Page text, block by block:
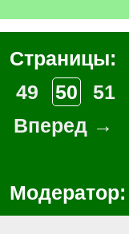
Страницы:
49
50 51
Вперед →
Модератор: